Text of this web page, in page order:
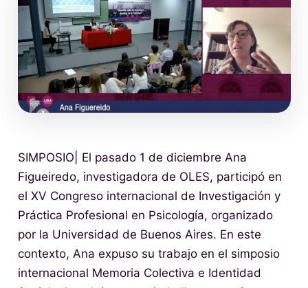
SIMPOSIO| El pasado 1 de diciembre Ana
Figueiredo, investigadora de OLES, participó en
el XV Congreso internacional de Investigación y
Práctica Profesional en Psicología, organizado
por la Universidad de Buenos Aires. En este
contexto, Ana expuso su trabajo en el simposio
internacional Memoria Colectiva e Identidad